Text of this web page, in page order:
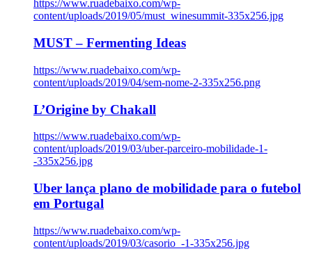
https://www.ruadebaixo.com/wp-
content/uploads/2019/05/must_winesummit-335x256.jpg
MUST – Fermenting Ideas
https://www.ruadebaixo.com/wp-
content/uploads/2019/04/sem-nome-2-335x256.png
L’Origine by Chakall
https://www.ruadebaixo.com/wp-
content/uploads/2019/03/uber-parceiro-mobilidade-1-
-335x256.jpg
Uber lança plano de mobilidade para o futebol
em Portugal
https://www.ruadebaixo.com/wp-
content/uploads/2019/03/casorio_-1-335x256.jpg